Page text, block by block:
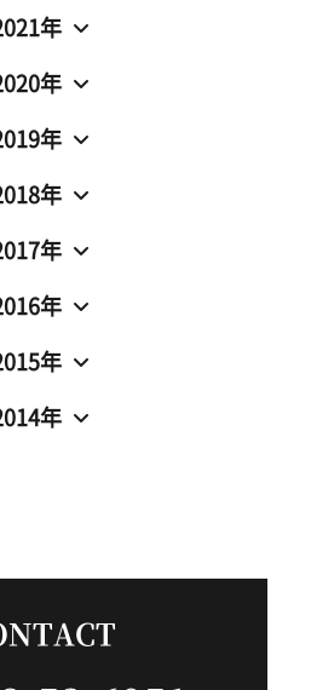
年
年
年
年
年
年
年
年